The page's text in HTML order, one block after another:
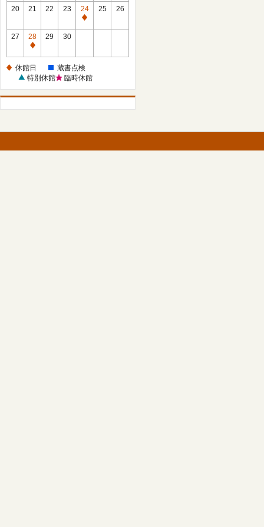
館
館
20 21 22 23
24
休
25 26
27
28
休
日
29 30
休館日
蔵書点検
特別休館
臨時休館